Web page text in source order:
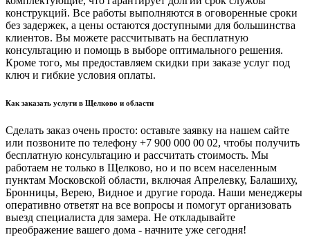
конструкций. Все работы выполняются в оговоренные сроки
без задержек, а цены остаются доступными для большинства
клиентов. Вы можете рассчитывать на бесплатную
консультацию и помощь в выборе оптимального решения.
Кроме того, мы предоставляем скидки при заказе услуг под
ключ и гибкие условия оплаты.
Как заказать услуги в Щелково и области
Сделать заказ очень просто: оставьте заявку на нашем сайте
или позвоните по телефону +7 900 000 00 02, чтобы получить
бесплатную консультацию и рассчитать стоимость. Мы
работаем не только в Щелково, но и по всем населенным
пунктам Московской области, включая Апрелевку, Балашиху,
Бронницы, Верею, Видное и другие города. Наши менеджеры
оперативно ответят на все вопросы и помогут организовать
выезд специалиста для замера. Не откладывайте
преображение вашего дома - начните уже сегодня!